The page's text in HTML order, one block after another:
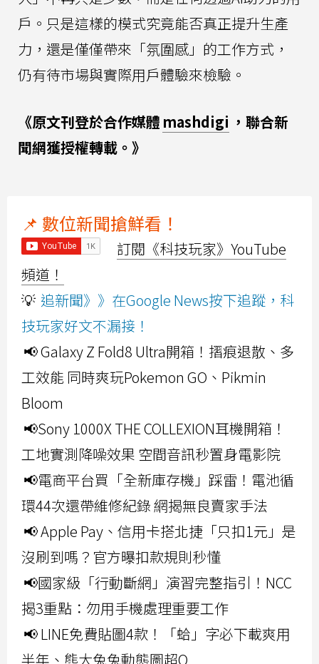
戶。只是這樣的模式究竟能否真正提升生產
力，還是僅僅帶來「氛圍感」的工作方式，
仍有待市場與實際用戶體驗來檢驗。
《原文刊登於合作媒體 mashdigi ，聯合新
聞網獲授權轉載。》
📌 數位新聞搶鮮看！
訂閱《科技玩家》YouTube
頻道！
💡 追新聞》》在Google News按下追蹤，科
技玩家好文不漏接！
📢 Galaxy Z Fold8 Ultra開箱！摺痕退散、多
工效能 同時爽玩Pokemon GO、Pikmin
Bloom
📢Sony 1000X THE COLLEXION耳機開箱！
工地實測降噪效果 空間音訊秒置身電影院
📢電商平台買「全新庫存機」踩雷！電池循
環44次還帶維修紀錄 網揭無良賣家手法
📢 Apple Pay、信用卡搭北捷「只扣1元」是
沒刷到嗎？官方曝扣款規則秒懂
📢國家級「行動斷網」演習完整指引！NCC
揭3重點：勿用手機處理重要工作
📢 LINE免費貼圖4款！「蛤」字必下載爽用
半年、熊大兔兔動態圖超Q